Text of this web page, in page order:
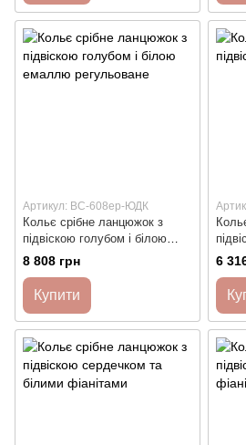
Артикул: ВС-608ер-ЮДК
Кольє срібне ланцюжок з
підвіскою голубом і білою
емаллю регульоване
8 808 грн
Купити
6